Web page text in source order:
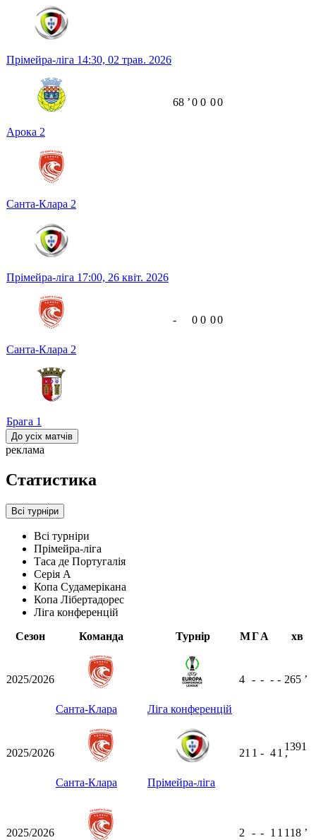
Прімейра-ліга 14:30, 02 трав. 2026
Арока 2
Санта-Клара 2
68 ʼ0 0 00
Прімейра-ліга 17:00, 26 квіт. 2026
Санта-Клара 2
Брага 1
- 0 0 00
До усіх матчів
реклама
Статистика
Всі турніри
Всі турніри
Прімейра-ліга
Таса де Португалія
Серія А
Копа Судамерікана
Копа Лібертадорес
Ліга конференцій
Сезон
Команда Турнір МГА хв
2025/2026
Санта-Клара Ліга конференцій
4 - - - - 265 ʼ
2025/2026
Санта-Клара Прімейра-ліга
21 1 - 41
1391
ʼ
2025/2026 2 - - 1 1 118 ʼ